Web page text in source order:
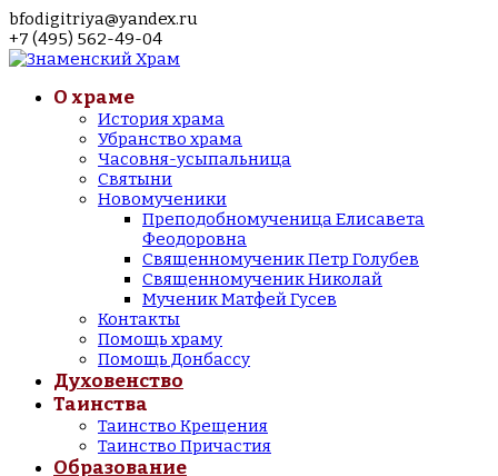
bfodigitriya@yandex.ru
+7 (495) 562-49-04
О храме
История храма
Убранство храма
Часовня-усыпальница
Святыни
Новомученики
Преподобномученица Елисавета
Феодоровна
Священномученик Петр Голубев
Священномученик Николай
Мученик Матфей Гусев
Контакты
Помощь храму
Помощь Донбассу
Духовенство
Таинства
Таинство Крещения
Таинство Причастия
Образование